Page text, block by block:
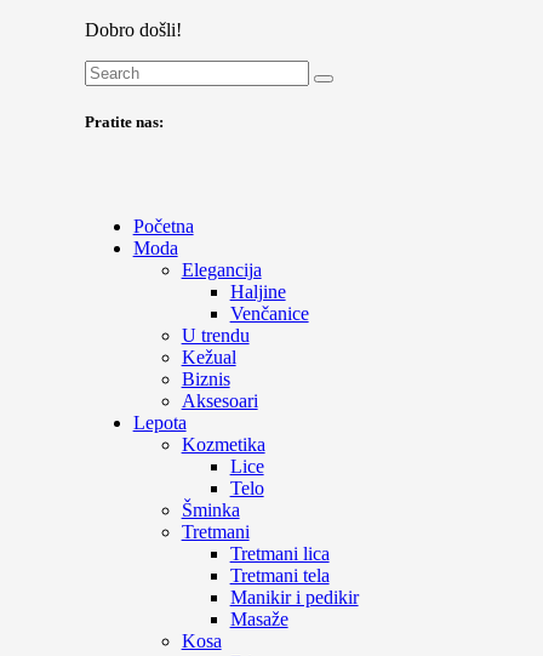
Dobro došli!
Pratite nas:
Početna
Moda
Elegancija
Haljine
Venčanice
U trendu
Kežual
Biznis
Aksesoari
Lepota
Kozmetika
Lice
Telo
Šminka
Tretmani
Tretmani lica
Tretmani tela
Manikir i pedikir
Masaže
Kosa